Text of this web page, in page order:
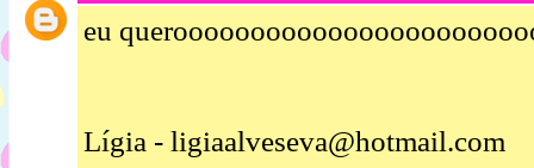
eu
Lígia - ligiaalveseva@hotmail.com